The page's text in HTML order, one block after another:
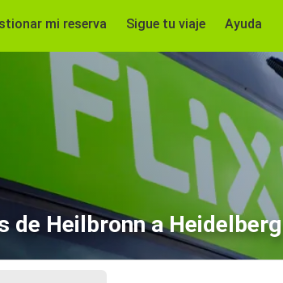
mi reserva Sigue tu viaje Ayuda
de Heilbronn a Heidelberg